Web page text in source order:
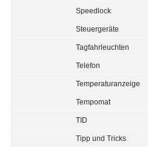
Speedlock
Steuergeräte
Tagfahrleuchten
Telefon
Temperaturanzeige
Tempomat
TID
Tipp und Tricks